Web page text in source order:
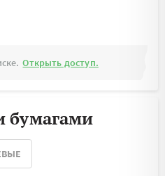
Открыть доступ.
бумагами